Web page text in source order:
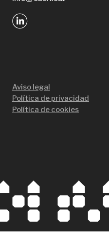
Aviso legal
Política de privacidad
Política de cookies